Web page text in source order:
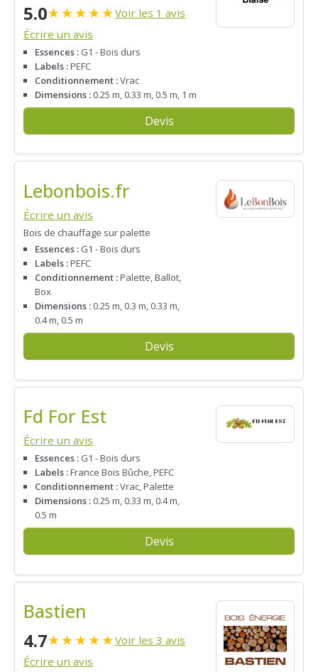
5.0★★★★★Voir les 1 avis
Écrire un avis
Essences : G1 - Bois durs
Labels :PEFC
Conditionnement :Vrac
Dimensions : 0.25 m, 0.33 m, 0.5 m, 1 m
Devis
Lebonbois.fr
Écrire un avis
Bois de chauffage sur palette
Essences : G1 - Bois durs
Labels :PEFC
Conditionnement :Palette, Ballot,
Box
Dimensions : 0.25 m, 0.3 m, 0.33 m,
0.4 m, 0.5 m
Devis
Fd For Est
Écrire un avis
Essences : G1 - Bois durs
Labels :France Bois Bûche, PEFC
Conditionnement :Vrac, Palette
Dimensions : 0.25 m, 0.33 m, 0.4 m,
0.5 m
Devis
Bastien
4.7★★★★★Voir les 3 avis
Écrire un avis